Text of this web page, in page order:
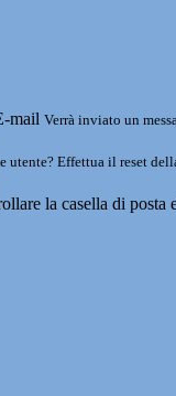
mail Verrà inviato un
utente? Effettua il reset
la casella di posta